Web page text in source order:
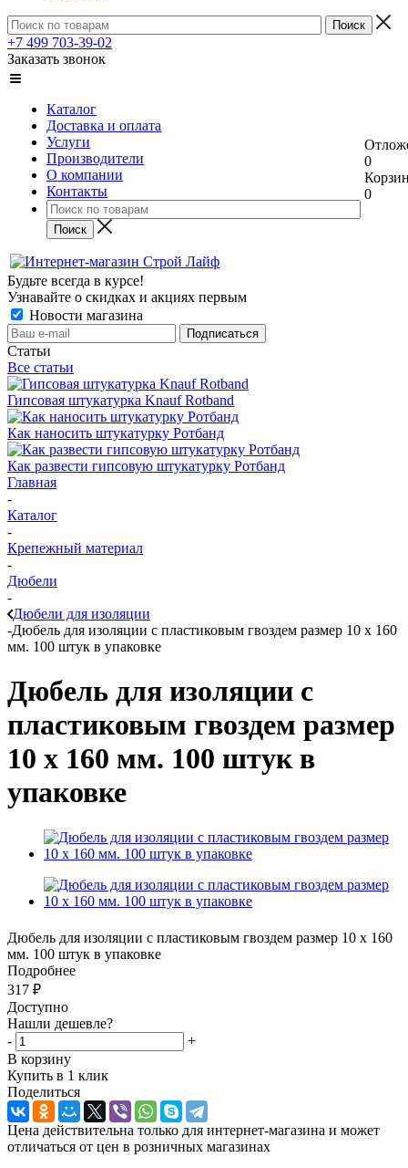
+7 499 703-39-02
Заказать звонок
Каталог
Доставка и оплата
Услуги
Производители
О компании
Контакты
0
0
Будьте всегда в курсе!
Узнавайте о скидках и акциях первым
Новости магазина
Статьи
Все статьи
Гипсовая штукатурка Knauf Rotband
Как наносить штукатурку Ротбанд
Как развести гипсовую штукатурку Ротбанд
Главная
-
Каталог
-
Крепежный материал
-
Дюбели
-
Дюбели для изоляции
-Дюбель для изоляции с пластиковым гвоздем размер 10 х 160
мм. 100 штук в упаковке
Дюбель для изоляции с
пластиковым гвоздем размер
10 х 160 мм. 100 штук в
упаковке
Дюбель для изоляции с пластиковым гвоздем размер 10 х 160
мм. 100 штук в упаковке
Подробнее
317 ₽
Доступно
Нашли дешевле?
-
+
В корзину
Купить в 1 клик
Поделиться
Цена действительна только для интернет-магазина и может
отличаться от цен в розничных магазинах